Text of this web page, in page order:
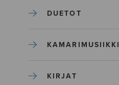
DUETOT
KAMARIMUSIIKKI
KIRJAT